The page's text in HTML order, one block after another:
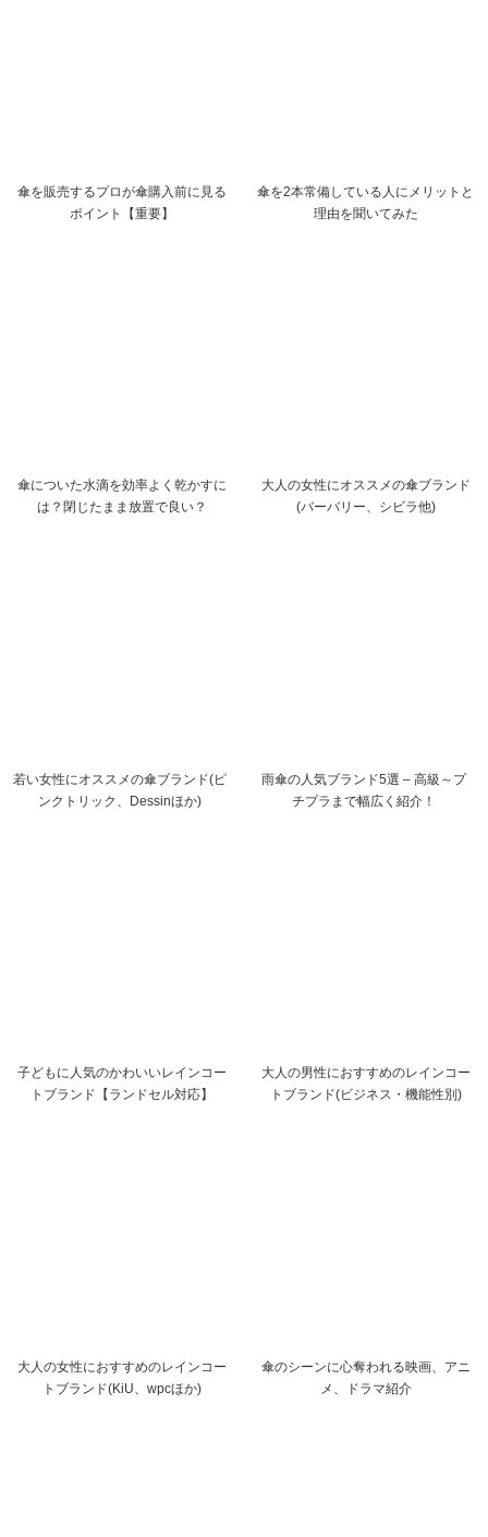
傘を販売するプロが傘購入前に見る
ポイント【重要】
傘を2本常備している人にメリットと
理由を聞いてみた
傘についた水滴を効率よく乾かすに
は？閉じたまま放置で良い？
大人の女性にオススメの傘ブランド
(バーバリー、シビラ他)
若い女性にオススメの傘ブランド(ピ
ンクトリック、Dessinほか)
雨傘の人気ブランド5選 – 高級～プ
チプラまで幅広く紹介！
子どもに人気のかわいいレインコー
トブランド【ランドセル対応】
大人の男性におすすめのレインコー
トブランド(ビジネス・機能性別)
大人の女性におすすめのレインコー
トブランド(KiU、wpcほか)
傘のシーンに心奪われる映画、アニ
メ、ドラマ紹介